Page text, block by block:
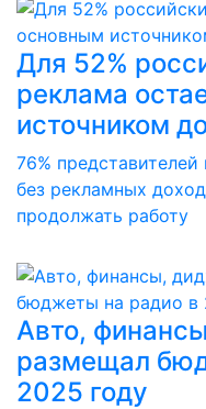
Для 52%
реклама
источником
76%
без рекламных
продолжать работу
Авто,
размещал
2025 году